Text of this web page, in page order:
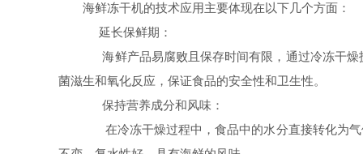
海鲜冻干机的技术应用主要体现在以下几个方面：
延长保鲜期：
海鲜产品易腐败且保存时间有限，通过冷冻干燥
菌滋生和氧化反应，保证食品的安全性和卫生性。
保持营养成分和风味：
在冷冻干燥过程中，食品中的水分直接转化为气